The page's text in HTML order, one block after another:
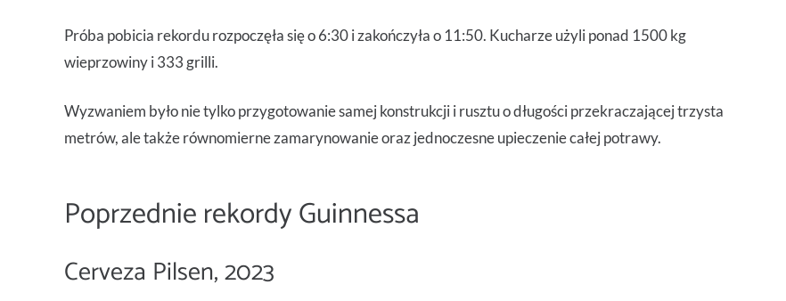
Próba pobicia rekordu rozpoczęła się o 6:30 i zakończyła o 11:50. Kucharze użyli ponad 1500 kg
wieprzowiny i 333 grilli.
Wyzwaniem było nie tylko przygotowanie samej konstrukcji i rusztu o długości przekraczającej trzysta
metrów, ale także równomierne zamarynowanie oraz jednoczesne upieczenie całej potrawy.
Poprzednie rekordy Guinnessa
Cerveza Pilsen, 2023